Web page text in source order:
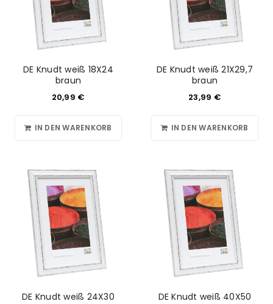
DE Knudt weiß 18X24
braun
20,99 €
IN DEN WARENKORB
DE Knudt weiß 21X29,7
braun
23,99 €
IN DEN WARENKORB
DE Knudt weiß 24X30
DE Knudt weiß 40X50